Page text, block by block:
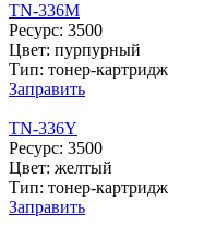
TN-336M
Ресурс: 3500
Цвет: пурпурный
Тип: тонер-картридж
Заправить
TN-336Y
Ресурс: 3500
Цвет: желтый
Тип: тонер-картридж
Заправить